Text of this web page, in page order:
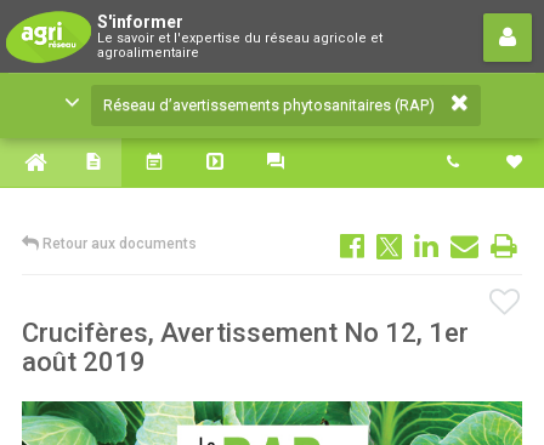
S'informer
Le savoir et l'expertise du réseau agricole et
agroalimentaire
Réseau d’avertissements
phytosanitaires (RAP)
Le savoir et l'expertise du réseau agricole et
agroalimentaire
Réseau d’avertissements phytosanitaires (RAP)
Retour aux documents
Crucifères, Avertissement No 12, 1er
août 2019